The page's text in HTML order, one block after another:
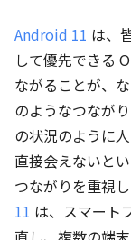
Android 11 は、
して優先できる
ながることが、
のようなつなが
の状況のように
直接会えないと
つながりを重視
11 は、スマート